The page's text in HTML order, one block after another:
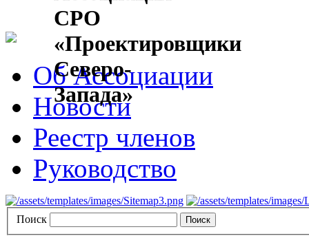
СРО
«Проектировщики
Северо-
Запада»
Об Ассоциации
Новости
Реестр членов
Руководство
Поиск